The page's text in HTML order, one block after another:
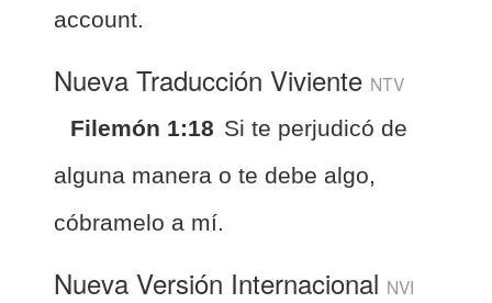
account.
Nueva Traducción Viviente NTV
Filemón 1:18 Si te perjudicó de
alguna manera o te debe algo,
cóbramelo a mí.
Nueva Versión Internacional NVI